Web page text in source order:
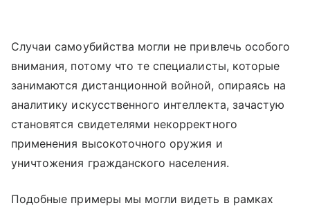
Случаи самоубийства могли не привлечь особого
внимания, потому что те специалисты, которые
занимаются дистанционной войной, опираясь на
аналитику искусственного интеллекта, зачастую
становятся свидетелями некорректного
применения высокоточного оружия и
уничтожения гражданского населения.
Подобные примеры мы могли видеть в рамках